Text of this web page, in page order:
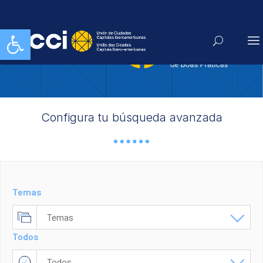
Abrir barra de herramientas
Configura tu búsqueda avanzada
Temas
Temas
Todos